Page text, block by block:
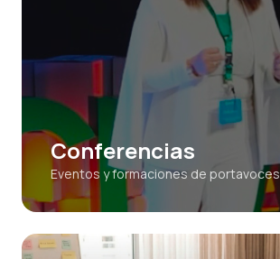
Conferencias
Eventos y formaciones de portavoces